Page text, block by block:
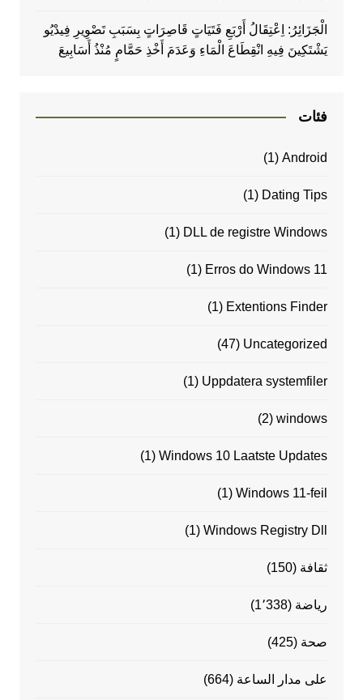
الْجَزَائِرُ: اِعْتِقَالُ أَرْبَعِ فَتَيَاتٍ قَاصِرَاتٍ بِسَبَبِ تَصْوِيرِ فِيدْيُو
يَشْتَكِينَ فِيهِ انْقِطَاعَ الْمَاءِ وَعَدَمَ أَخْذِ حَمَّامٍ مُنْذُ أَسَابِيعَ
فئات
Android
(1)
Dating Tips
(1)
DLL de registre Windows
(1)
Erros do Windows 11
(1)
Extentions Finder
(1)
Uncategorized
(47)
Uppdatera systemfiler
(1)
windows
(2)
Windows 10 Laatste Updates
(1)
Windows 11-feil
(1)
Windows Registry Dll
(1)
ثقافة (150)
رياضة (1٬338)
صحة (425)
على مدار الساعة (664)